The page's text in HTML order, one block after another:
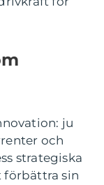
ju
och
strategiska
förbättra sin